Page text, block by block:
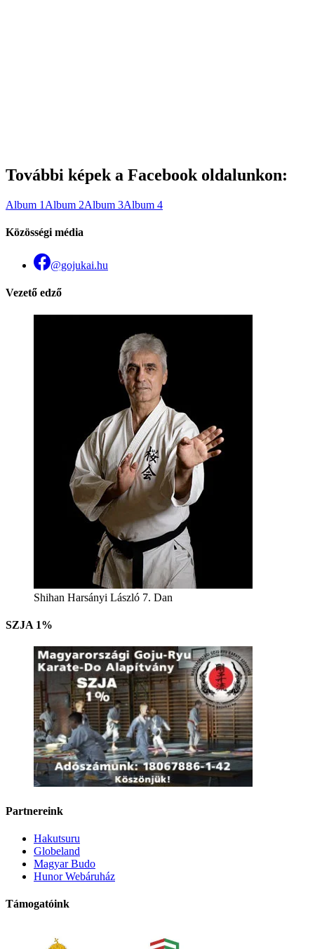
További képek a Facebook oldalunkon:
Album 1 Album 2Album 3Album 4
Közösségi média
@gojukai.hu
Vezető edző
Shihan Harsányi László 7. Dan
SZJA 1%
Partnereink
Hakutsuru
Globeland
Magyar Budo
Hunor Webáruház
Támogatóink